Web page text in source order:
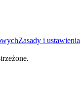
Zasady i ustawienia